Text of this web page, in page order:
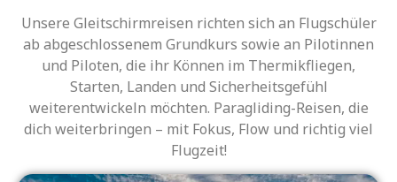
Unsere Gleitschirmreisen richten sich an Flugschüler
ab abgeschlossenem Grundkurs sowie an Pilotinnen
und Piloten, die ihr Können im Thermikfliegen,
Starten, Landen und Sicherheitsgefühl
weiterentwickeln möchten. Paragliding-Reisen, die
dich weiterbringen – mit Fokus, Flow und richtig viel
Flugzeit!